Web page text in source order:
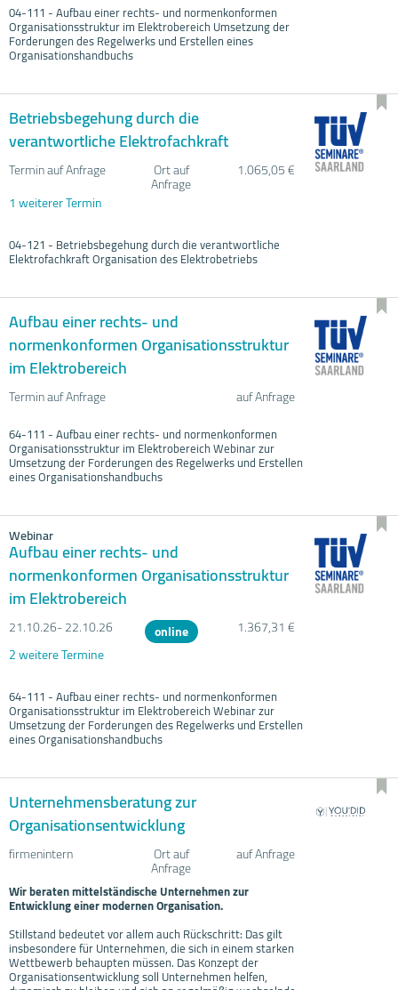
04-111 - Aufbau einer rechts- und normenkonformen
Organisationsstruktur im Elektrobereich Umsetzung der
Forderungen des Regelwerks und Erstellen eines
Organisationshandbuchs
Betriebsbegehung durch die
verantwortliche Elektrofachkraft
Termin auf Anfrage Ort auf
Anfrage
1.065,05 €
1 weiterer Termin
04-121 - Betriebsbegehung durch die verantwortliche
Elektrofachkraft Organisation des Elektrobetriebs
Aufbau einer rechts- und
normenkonformen Organisationsstruktur
im Elektrobereich
Termin auf Anfrage auf Anfrage
64-111 - Aufbau einer rechts- und normenkonformen
Organisationsstruktur im Elektrobereich Webinar zur
Umsetzung der Forderungen des Regelwerks und Erstellen
eines Organisationshandbuchs
Webinar
Aufbau einer rechts- und
normenkonformen Organisationsstruktur
im Elektrobereich
21.10.26- 22.10.26 online
1.367,31 €
2 weitere Termine
64-111 - Aufbau einer rechts- und normenkonformen
Organisationsstruktur im Elektrobereich Webinar zur
Umsetzung der Forderungen des Regelwerks und Erstellen
eines Organisationshandbuchs
Unternehmensberatung zur
Organisationsentwicklung
firmenintern Ort auf
Anfrage
auf Anfrage
Wir beraten mittelständische Unternehmen zur
Entwicklung einer modernen Organisation.
Stillstand bedeutet vor allem auch Rückschritt: Das gilt
insbesondere für Unternehmen, die sich in einem starken
Wettbewerb behaupten müssen. Das Konzept der
Organisationsentwicklung soll Unternehmen helfen,